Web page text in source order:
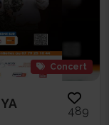
Concert
489